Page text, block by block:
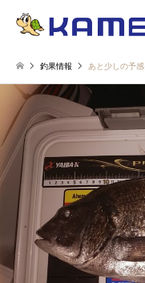
釣果情報 あと少しの予感